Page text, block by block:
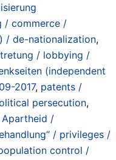
/ commerce /
/ de-nationalization,
/ lobbying /
(independent
2017, patents /
persecution,
/
/ privileges /
control /